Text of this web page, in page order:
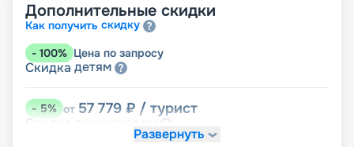
Дополнительные скидки
Как получить скидку
- 100% Цена по запросу
Скидка детям
-5% от 57 779 ₽ / турист
Скидка
Развернуть